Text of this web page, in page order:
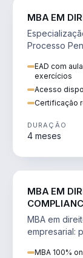
MBA EM
Processo
EAD com
exercícios
Acesso
Certificação
DURAÇÃO
4 meses
MBA EM
MBA em
empresarial:
MBA 100%